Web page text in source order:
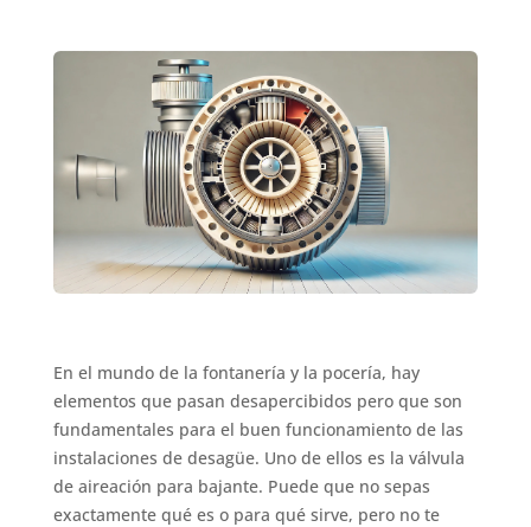
En el mundo de la fontanería y la pocería, hay
elementos que pasan desapercibidos pero que son
fundamentales para el buen funcionamiento de las
instalaciones de desagüe. Uno de ellos es la válvula
de aireación para bajante. Puede que no sepas
exactamente qué es o para qué sirve, pero no te